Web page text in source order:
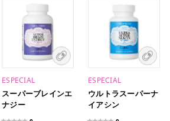
ESPECIAL
スーパーブレインエ
ナジー
ESPECIAL
ウルトラスーパーナ
イアシン